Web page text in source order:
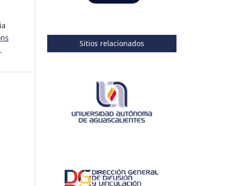
.
Sitios relacionados